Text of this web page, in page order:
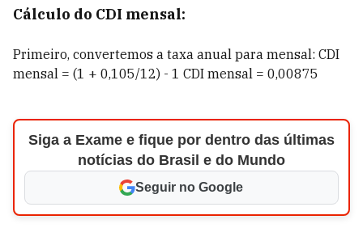
Cálculo do CDI mensal:
Primeiro, convertemos a taxa anual para mensal: CDI
mensal = (1 + 0,105/12) - 1 CDI mensal = 0,00875
Siga a Exame e fique por dentro das últimas
notícias do Brasil e do Mundo
Seguir no Google